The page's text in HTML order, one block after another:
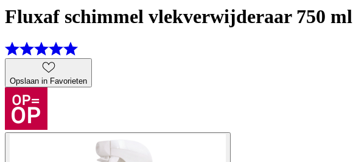
Fluxaf schimmel vlekverwijderaar 750 ml
Opslaan in Favorieten